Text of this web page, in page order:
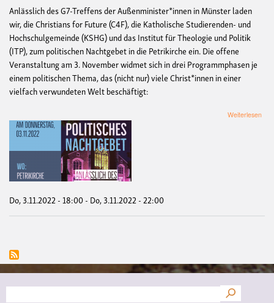
Anlässlich des G7-Treffens der Außenminister*innen in Münster laden
wir, die Christians for Future (C4F), die Katholische Studierenden- und
Hochschulgemeinde (KSHG) und das Institut für Theologie und Politik
(ITP), zum politischen Nachtgebet in die Petrikirche ein. Die offene
Veranstaltung am 3. November widmet sich in drei Programmphasen je
einem politischen Thema, das (nicht nur) viele Christ*innen in einer
vielfach verwundeten Welt beschäftigt:
Weiterlesen
Do, 3.11.2022 - 18:00- Do, 3.11.2022 - 22:00
Suche